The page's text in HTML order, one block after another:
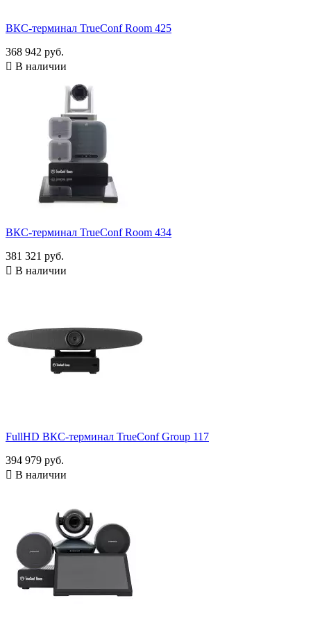
ВКС-терминал TrueConf Room 425
368 942 руб.
 В наличии
ВКС-терминал TrueConf Room 434
381 321 руб.
 В наличии
FullHD ВКС-терминал TrueConf Group 117
394 979 руб.
 В наличии